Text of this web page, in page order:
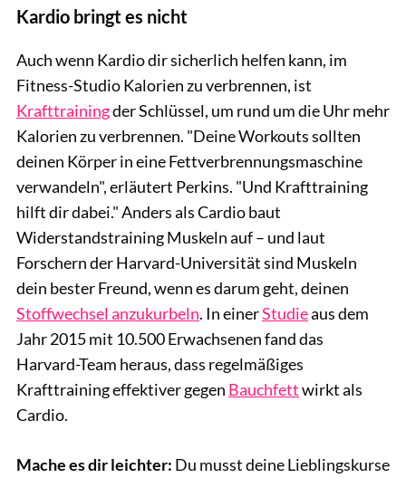
Kardio bringt es nicht
Auch wenn Kardio dir sicherlich helfen kann, im
Fitness-Studio Kalorien zu verbrennen, ist
Krafttrainingder Schlüssel, um rund um die Uhr mehr
Kalorien zu verbrennen. "Deine Workouts sollten
deinen Körper in eine Fettverbrennungsmaschine
verwandeln", erläutert Perkins. "Und Krafttraining
hilft dir dabei." Anders als Cardio baut
Widerstandstraining Muskeln auf – und laut
Forschern der Harvard-Universität sind Muskeln
dein bester Freund, wenn es darum geht, deinen
Stoffwechsel anzukurbeln. In einerStudieaus dem
Jahr 2015 mit 10.500 Erwachsenen fand das
Harvard-Team heraus, dass regelmäßiges
Krafttraining effektiver gegen Bauchfettwirkt als
Cardio.
Mache es dir leichter: Du musst deine Lieblingskurse